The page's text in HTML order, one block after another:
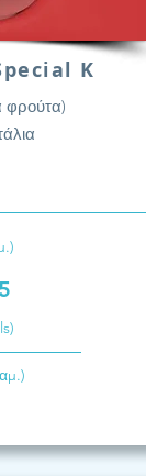
K
φρούτα)